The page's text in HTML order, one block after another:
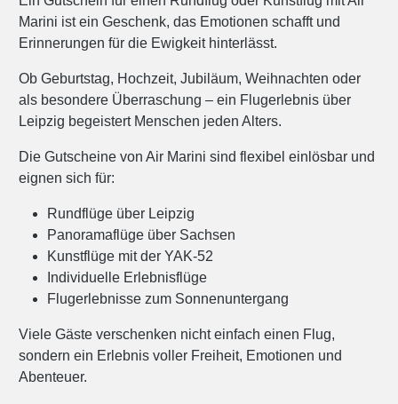
Marini ist ein Geschenk, das Emotionen schafft und
Erinnerungen für die Ewigkeit hinterlässt.
Ob Geburtstag, Hochzeit, Jubiläum, Weihnachten oder
als besondere Überraschung – ein Flugerlebnis über
Leipzig begeistert Menschen jeden Alters.
Die Gutscheine von Air Marini sind flexibel einlösbar und
eignen sich für:
Rundflüge über Leipzig
Panoramaflüge über Sachsen
Kunstflüge mit der YAK-52
Individuelle Erlebnisflüge
Flugerlebnisse zum Sonnenuntergang
Viele Gäste verschenken nicht einfach einen Flug,
sondern ein Erlebnis voller Freiheit, Emotionen und
Abenteuer.